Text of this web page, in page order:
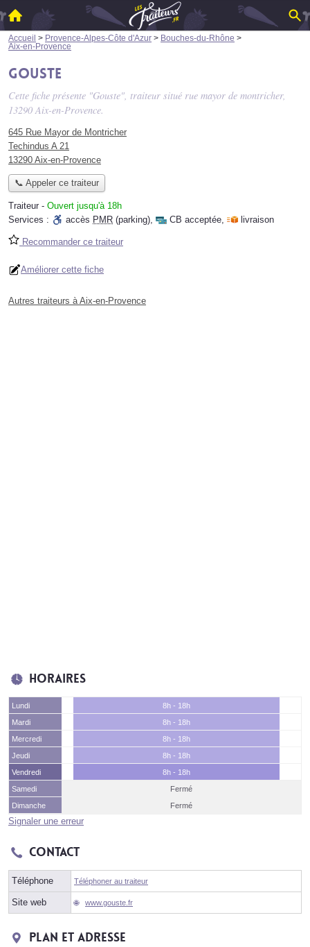
Accueil > Provence-Alpes-Côte d'Azur > Bouches-du-Rhône >
Aix-en-Provence
Gouste
Cette fiche présente "Gouste", traiteur situé rue mayor de montricher,
13290 Aix-en-Provence.
645 Rue Mayor de Montricher
Techindus A 21
13290 Aix-en-Provence
📞 Appeler ce traiteur
Traiteur - Ouvert jusqu'à 18h
Services :
accès PMR (parking), CB acceptée, livraison
Recommander ce traiteur
Améliorer cette fiche
Autres traiteurs à Aix-en-Provence
Horaires
Lundi
8h - 18h
Mardi
8h - 18h
Mercredi
8h - 18h
Jeudi
8h - 18h
Vendredi
8h - 18h
Samedi
Fermé
Dimanche
Fermé
Signaler une erreur
Contact
Téléphone Téléphoner au traiteur
Site web www.gouste.fr
Plan et adresse